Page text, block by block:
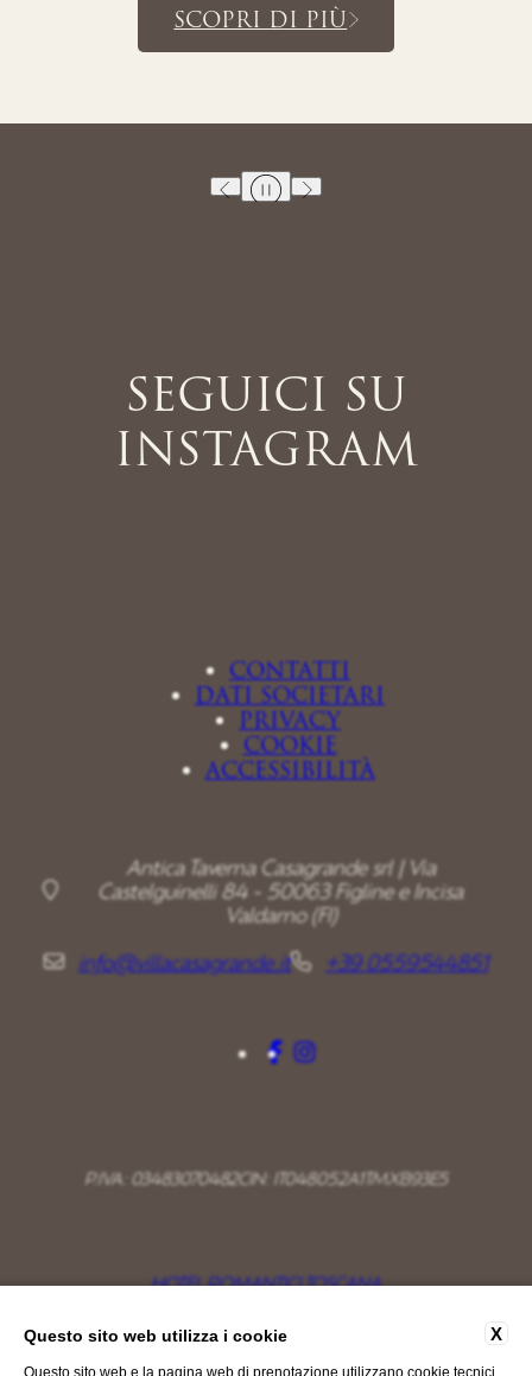
SCOPRI DI PIÙ
SEGUICI SU
INSTAGRAM
CONTATTI
DATI SOCIETARI
PRIVACY
COOKIE
ACCESSIBILITÀ
Antica Taverna Casagrande srl | Via
Castelguinelli 84 - 50063 Figline e Incisa
Valdarno (FI)
info@villacasagrande.it
+39 0559544851
P.IVA: 03483070482CIN: IT048052A1TMXB93E5
HOTEL ROMANTICI TOSCANA
X
Questo sito web utilizza i cookie
Questo sito web e la pagina web di prenotazione utilizzano cookie tecnici